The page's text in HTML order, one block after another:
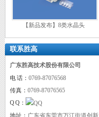
【新品发布】8类水晶头
联系胜高
广东胜高技术股份有限公司
电 话： 0769-87076568
传真： 0769-87076565
Q Q：
地址： 广东省东莞市万江街道创新